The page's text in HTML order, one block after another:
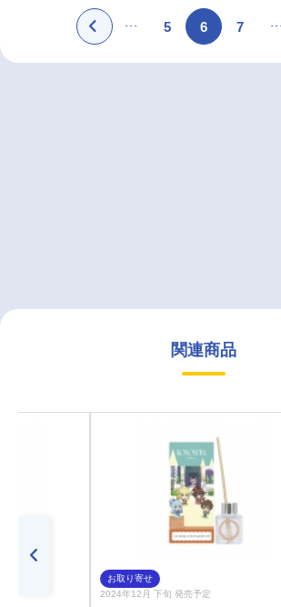
5 6 7
関連商品
お取り寄せ
2024年12月 下旬 発売予定